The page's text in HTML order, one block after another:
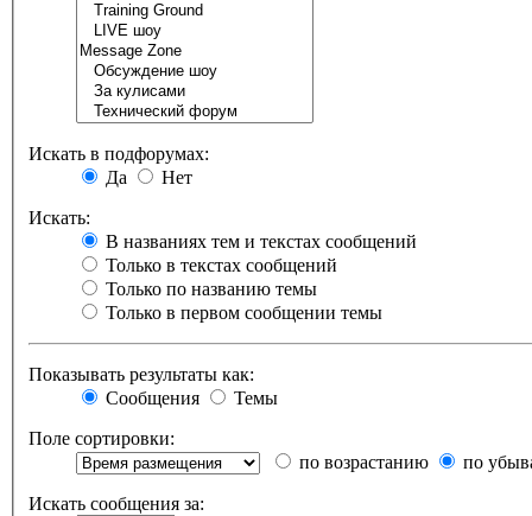
Искать в подфорумах:
Да
Нет
Искать:
В названиях тем и текстах сообщений
Только в текстах сообщений
Только по названию темы
Только в первом сообщении темы
Показывать результаты как:
Сообщения
Темы
Поле сортировки:
по возрастанию
по
Искать сообщения за: